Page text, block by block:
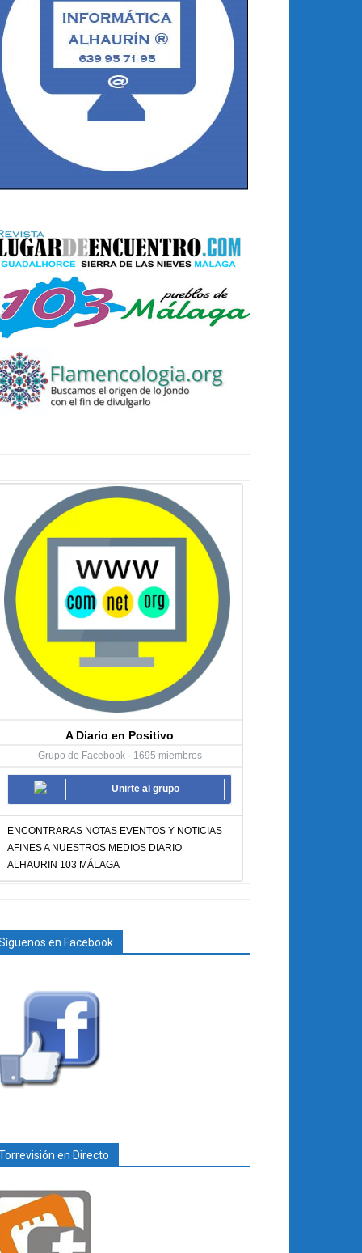
A Diario en Positivo
Grupo de Facebook · 1695 miembros
Unirte al grupo
ENCONTRARAS NOTAS EVENTOS Y NOTICIAS
AFINES A NUESTROS MEDIOS DIARIO
ALHAURIN 103 MÁLAGA
en Facebook
en Directo